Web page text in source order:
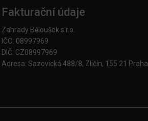
Fakturační údaje
Zahrady Běloušek s.r.o.
IČO: 08997969
DIČ: CZ08997969
Adresa: Sazovická 488/8, Zličín, 155 21 Praha